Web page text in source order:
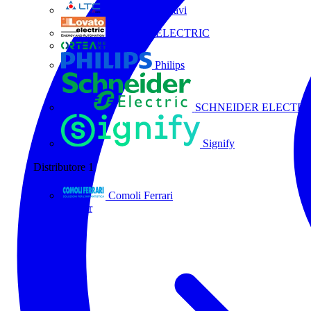
La Triveneta Cavi
LOVATO ELECTRIC
Philips
SCHNEIDER
Signify
Distributore 1
Comoli Ferrari
Tutti i partner